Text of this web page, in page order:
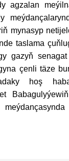
agzalan
mynasyp
taslama
gazyň
çenli täze
hoş